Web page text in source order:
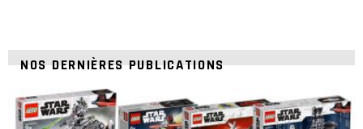
NOS DERNIÈRES PUBLICATIONS